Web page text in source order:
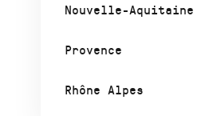
Nouvelle-Aquitaine
Provence
Rhône Alpes